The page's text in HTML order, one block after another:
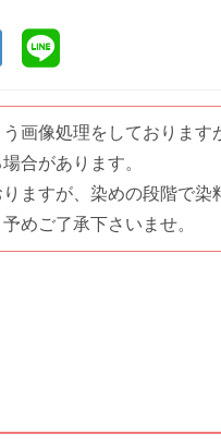
画像処理をしております
合があります。
ますが、染めの段階で染
めご了承下さいませ。